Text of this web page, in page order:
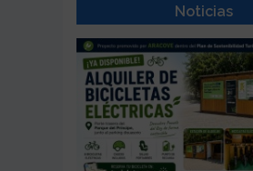
Noticias